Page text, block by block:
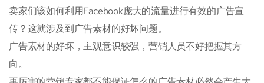
卖家们该如何利用Facebook庞大的流量进行有效的广告宣
传？这就涉及到广告素材的好坏问题。
广告素材的好坏，主观意识较强，营销人员不好把握其方
向。